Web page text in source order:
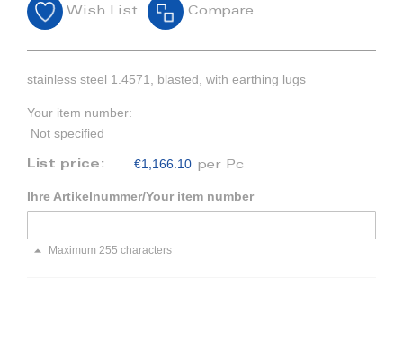
Wish List Compare
stainless steel 1.4571, blasted, with earthing lugs
Your item number:
Not specified
List price: €1,166.10 per Pc
Ihre Artikelnummer/Your item number
Maximum 255 characters